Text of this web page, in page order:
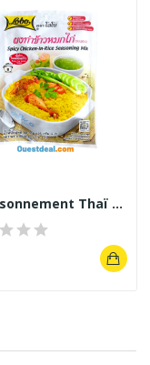
Assaisonnement Thaï épice poulet-et-Riz Lobo 50 g